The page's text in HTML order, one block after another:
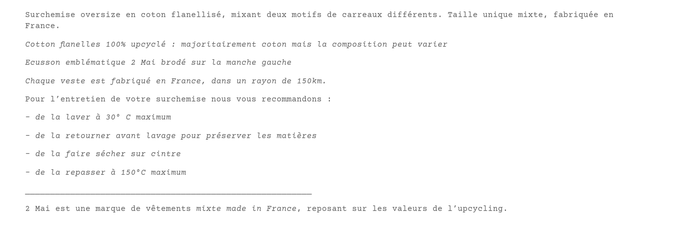
Surchemise oversize en coton flanellisé, mixant deux motifs de carreaux différents. Taille unique mixte, fabriquée en
France.
Cotton flanelles 100% upcyclé : majoritairement coton mais la composition peut varier
Ecusson emblématique 2 Mai brodé sur la manche gauche
Chaque veste est fabriqué en France, dans un rayon de 150km.
Pour l’entretien de votre surchemise nous vous recommandons :
– de la laver à 30° C maximum
– de la retourner avant lavage pour préserver les matières
– de la faire sécher sur cintre
– de la repasser à 150°C maximum
2 Mai est une marque de vêtements mixte made in France , reposant sur les valeurs de l’upcycling.